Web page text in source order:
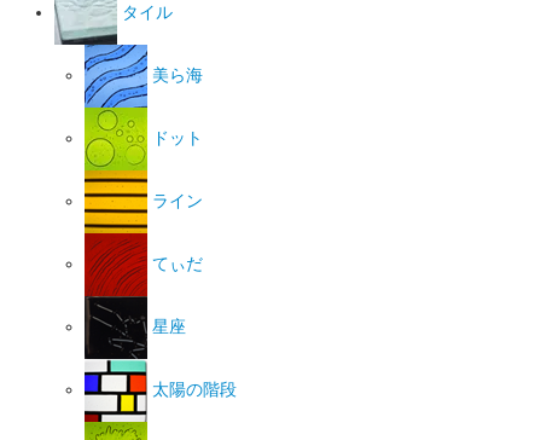
タイル
美ら海
ドット
ライン
てぃだ
星座
太陽の階段